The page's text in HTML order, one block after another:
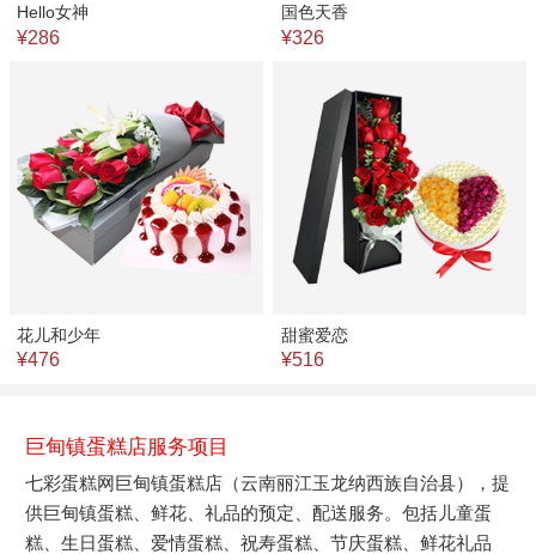
Hello女神
¥286
国色天香
¥326
花儿和少年
¥476
甜蜜爱恋
¥516
巨甸镇蛋糕店服务项目
七彩蛋糕网巨甸镇蛋糕店（云南丽江玉龙纳西族自治县），提
供巨甸镇蛋糕、鲜花、礼品的预定、配送服务。包括儿童蛋
糕、生日蛋糕、爱情蛋糕、祝寿蛋糕、节庆蛋糕、鲜花礼品